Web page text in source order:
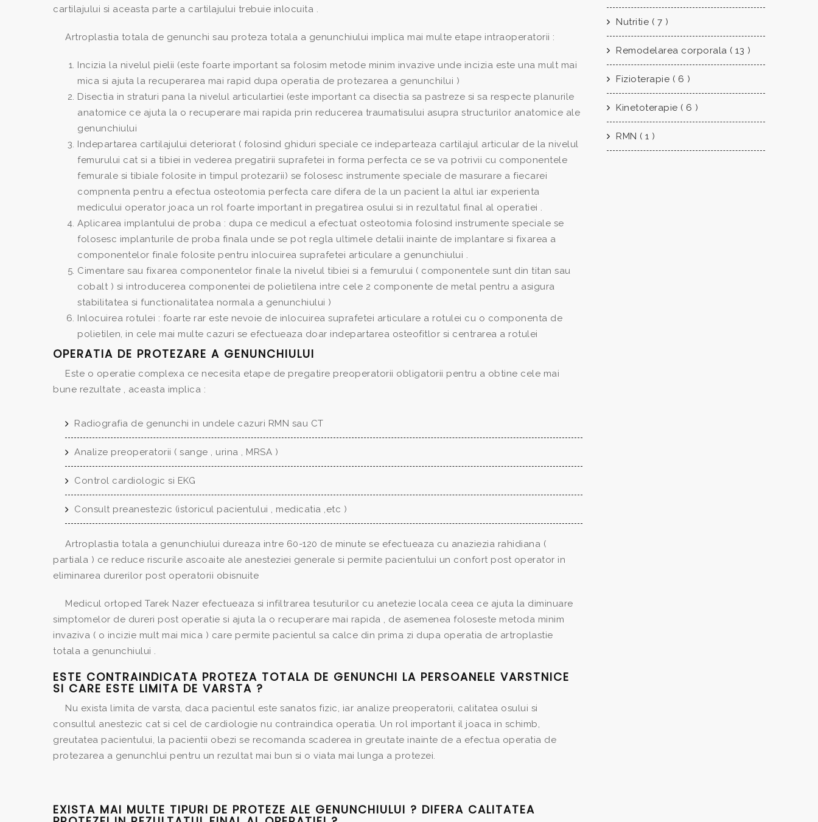
cartilajului si aceasta parte a cartilajului trebuie inlocuita .
Artroplastia totala de genunchi sau proteza totala a genunchiului implica mai multe etape intraoperatorii :
Incizia la nivelul pielii (este foarte important sa folosim metode minim invazive unde incizia este una mult mai
mica si ajuta la recuperarea mai rapid dupa operatia de protezarea a genunchilui )
Disectia in straturi pana la nivelul articulartiei (este important ca disectia sa pastreze si sa respecte planurile
anatomice ce ajuta la o recuperare mai rapida prin reducerea traumatisului asupra structurilor anatomice ale
genunchiului
Indepartarea cartilajului deteriorat ( folosind ghiduri speciale ce indeparteaza cartilajul articular de la nivelul
femurului cat si a tibiei in vederea pregatirii suprafetei in forma perfecta ce se va potrivii cu componentele
femurale si tibiale folosite in timpul protezarii) se folosesc instrumente speciale de masurare a fiecarei
compnenta pentru a efectua osteotomia perfecta care difera de la un pacient la altul iar experienta
medicului operator joaca un rol foarte important in pregatirea osului si in rezultatul final al operatiei .
Aplicarea implantului de proba : dupa ce medicul a efectuat osteotomia folosind instrumente speciale se
folosesc implanturile de proba finala unde se pot regla ultimele detalii inainte de implantare si fixarea a
componentelor finale folosite pentru inlocuirea suprafetei articulare a genunchiului .
Cimentare sau fixarea componentelor finale la nivelul tibiei si a femurului ( componentele sunt din titan sau
cobalt ) si introducerea componentei de polietilena intre cele 2 componente de metal pentru a asigura
stabilitatea si functionalitatea normala a genunchiului )
Inlocuirea rotulei : foarte rar este nevoie de inlocuirea suprafetei articulare a rotulei cu o componenta de
polietilen, in cele mai multe cazuri se efectueaza doar indepartarea osteofitlor si centrarea a rotulei
OPERATIA DE PROTEZARE A GENUNCHIULUI
Este o operatie complexa ce necesita etape de pregatire preoperatorii obligatorii pentru a obtine cele mai
bune rezultate , aceasta implica :
Radiografia de genunchi in undele cazuri RMN sau CT
Analize preoperatorii ( sange , urina , MRSA )
Control cardiologic si EKG
Consult preanestezic (istoricul pacientului , medicatia ,etc )
Artroplastia totala a genunchiului dureaza intre 60-120 de minute se efectueaza cu anaziezia rahidiana (
partiala ) ce reduce riscurile ascoaite ale anesteziei generale si permite pacientului un confort post operator in
eliminarea durerilor post operatorii obisnuite
Medicul ortoped Tarek Nazer efectueaza si infiltrarea tesuturilor cu anetezie locala ceea ce ajuta la diminuare
simptomelor de dureri post operatie si ajuta la o recuperare mai rapida , de asemenea foloseste metoda minim
invaziva ( o incizie mult mai mica ) care permite pacientul sa calce din prima zi dupa operatia de artroplastie
totala a genunchiului .
ESTE CONTRAINDICATA PROTEZA TOTALA DE GENUNCHI LA PERSOANELE VARSTNICE
SI CARE ESTE LIMITA DE VARSTA ?
Nu exista limita de varsta, daca pacientul este sanatos fizic, iar analize preoperatorii, calitatea osului si
consultul anestezic cat si cel de cardiologie nu contraindica operatia. Un rol important il joaca in schimb,
greutatea pacientului, la pacientii obezi se recomanda scaderea in greutate inainte de a efectua operatia de
protezarea a genunchlui pentru un rezultat mai bun si o viata mai lunga a protezei.
EXISTA MAI MULTE TIPURI DE PROTEZE ALE GENUNCHIULUI ? DIFERA CALITATEA
Nutritie ( 7 )
Remodelarea corporala ( 13 )
Fizioterapie ( 6 )
Kinetoterapie ( 6 )
RMN ( 1 )